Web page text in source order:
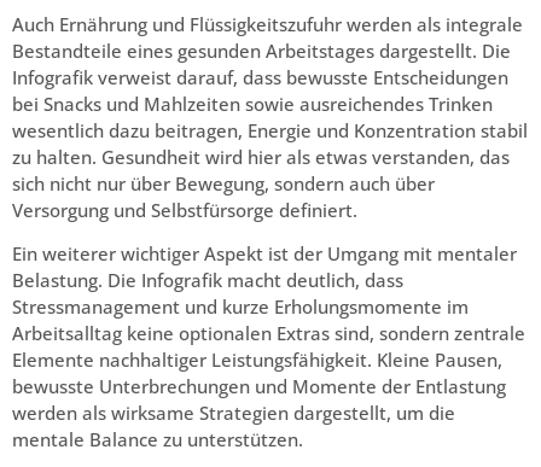
Auch Ernährung und Flüssigkeitszufuhr werden als integrale
Bestandteile eines gesunden Arbeitstages dargestellt. Die
Infografik verweist darauf, dass bewusste Entscheidungen
bei Snacks und Mahlzeiten sowie ausreichendes Trinken
wesentlich dazu beitragen, Energie und Konzentration stabil
zu halten. Gesundheit wird hier als etwas verstanden, das
sich nicht nur über Bewegung, sondern auch über
Versorgung und Selbstfürsorge definiert.
Ein weiterer wichtiger Aspekt ist der Umgang mit mentaler
Belastung. Die Infografik macht deutlich, dass
Stressmanagement und kurze Erholungsmomente im
Arbeitsalltag keine optionalen Extras sind, sondern zentrale
Elemente nachhaltiger Leistungsfähigkeit. Kleine Pausen,
bewusste Unterbrechungen und Momente der Entlastung
werden als wirksame Strategien dargestellt, um die
mentale Balance zu unterstützen.